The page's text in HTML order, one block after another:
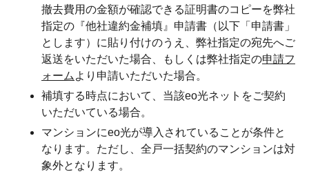
撤去費用の金額が確認できる証明書のコピーを弊社
指定の『他社違約金補填』申請書（以下「申請書」
とします）に貼り付けのうえ、弊社指定の宛先へご
返送をいただいた場合、もしくは弊社指定の申請フ
ォーム より申請いただいた場合。
補填する時点において、当該eo光ネットをご契約
いただいている場合。
マンションにeo光が導入されていることが条件と
なります。ただし、全戸一括契約のマンションは対
象外となります。